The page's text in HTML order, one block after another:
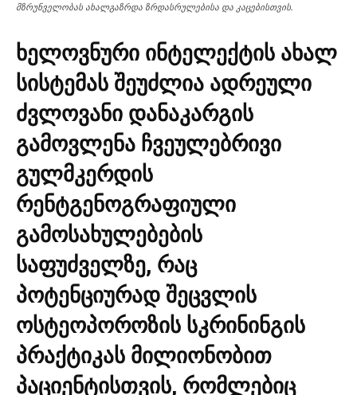
მზრუნველობას ახალგაზრდა ზრდასრულებისა და კაცებისთვის.
ხელოვნური ინტელექტის ახალ
სისტემას შეუძლია ადრეული
ძვლოვანი დანაკარგის
გამოვლენა ჩვეულებრივი
გულმკერდის
რენტგენოგრაფიული
გამოსახულებების
საფუძველზე, რაც
პოტენციურად შეცვლის
ოსტეოპოროზის სკრინინგის
პრაქტიკას მილიონობით
პაციენტისთვის, რომლებიც